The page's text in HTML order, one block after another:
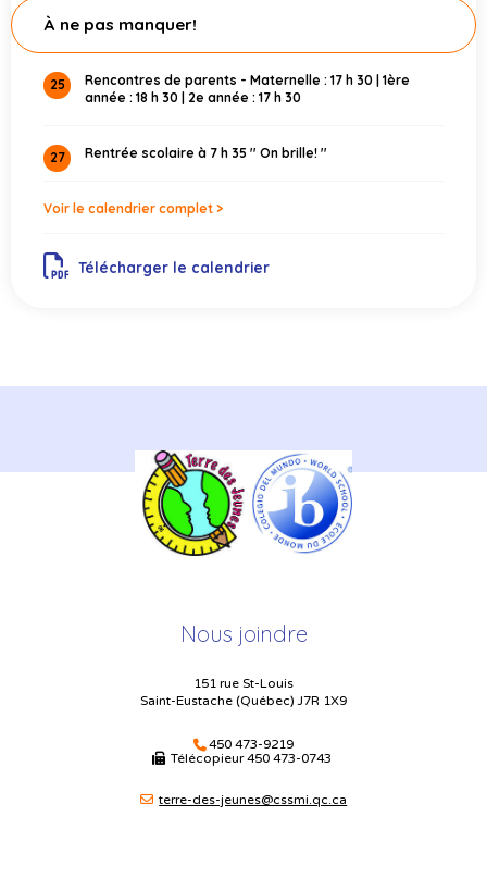
À ne pas manquer!
25
Rencontres de parents - Maternelle : 17 h 30 | 1ère
année : 18 h 30 | 2e année : 17 h 30
27 Rentrée scolaire à 7 h 35 '' On brille! ''
Voir le calendrier complet >
Télécharger le calendrier
Nous joindre
151 rue St-Louis
Saint-Eustache (Québec) J7R 1X9
450 473-9219
Télécopieur450 473-0743
terre-des-jeunes@cssmi.qc.ca